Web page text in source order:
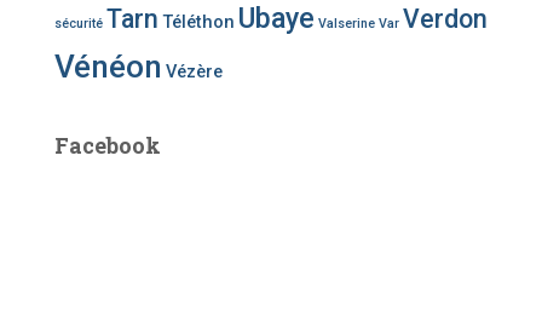
sécurité Tarn Téléthon Ubaye Valserine Var Verdon
Vénéon Vézère
Facebook